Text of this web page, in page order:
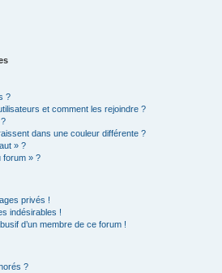
?
et comment les rejoindre ?
dans une couleur différente ?
» ?
forum » ?
privés !
indésirables !
d’un membre de ce forum !
?